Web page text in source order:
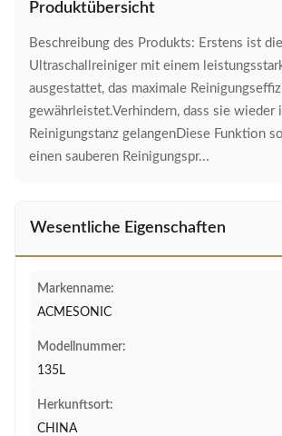
Produktübersicht
Beschreibung des Produkts: Erstens ist
Ultraschallreiniger mit einem
ausgestattet, das maximale
gewährleistet.Verhindern, dass sie wieder
Reinigungstanz gelangenDiese Funktion
einen sauberen Reinigungspr...
Wesentliche Eigenschaften
Markenname:
ACMESONIC
Modellnummer:
135L
Herkunftsort:
CHINA